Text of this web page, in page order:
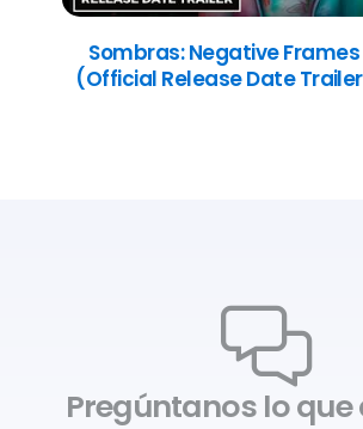
Sombras: Negative Frames
(Official Release Date
Pregúntanos lo que